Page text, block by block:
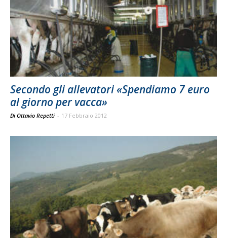
Secondo gli allevatori «Spendiamo 7 euro
al giorno per vacca»
Di Ottavio Repetti - 17 Febbraio 2012